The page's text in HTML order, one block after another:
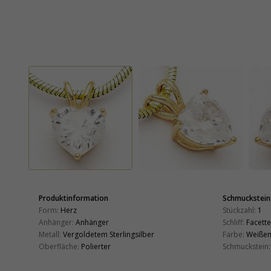
Produktinformation
Form: Herz
Anhänger: Anhänger
Metall: Vergoldetem Sterlingsilber
Oberfläche: Polierter
Schmuckstein
Stückzahl: 1
Schliff:
Farbe:
Schmuckstein: